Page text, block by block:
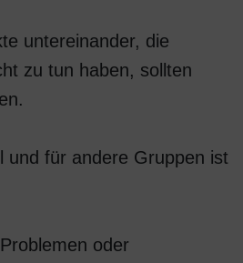
untereinander, die
zu tun haben, sollten
und für andere Gruppen ist
oder